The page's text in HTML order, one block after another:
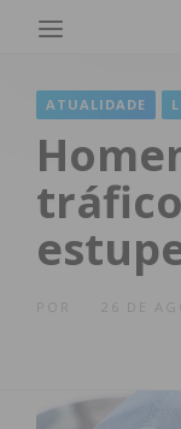
ATUALIDADE
26 DE